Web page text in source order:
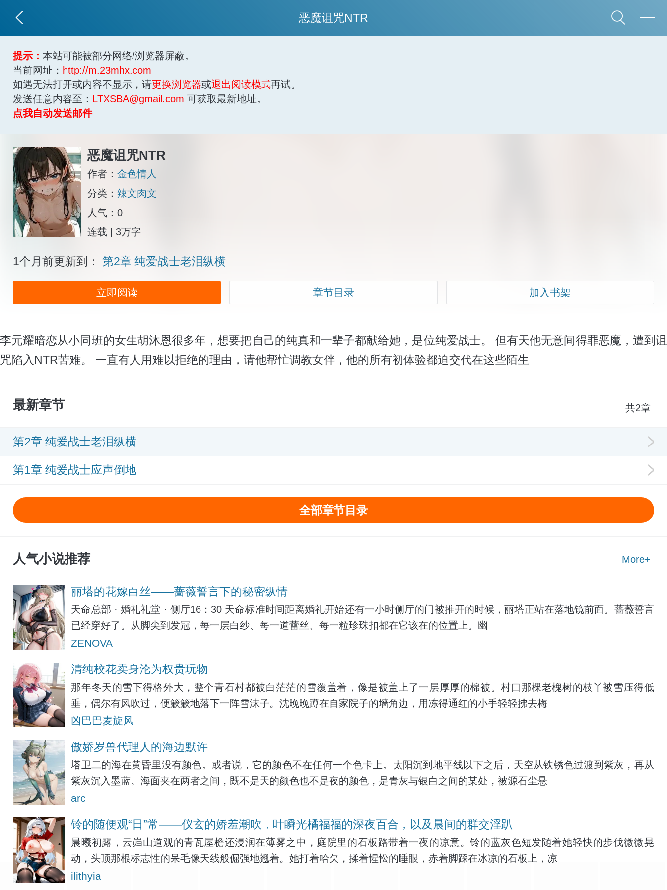
恶魔诅咒NTR
提示：本站可能被部分网络/浏览器屏蔽。
当前网址： http://m.23mhx.com
如遇无法打开或内容不显示，请更换浏览器或退出阅读模式再试。
发送任意内容至： LTXSBA@gmail.com 可获取最新地址。
点我自动发送邮件
恶魔诅咒NTR
作者： 金色情人
分类： 辣文肉文
人气：0
连载 | 3万字
1个月前更新到： 第2章 纯爱战士老泪纵横
立即阅读 章节目录 加入书架
李元耀暗恋从小同班的女生胡沐恩很多年，想要把自己的纯真和一辈子都献给她，是位纯爱战士。 但有天他无意间得罪恶魔，遭到诅
咒陷入NTR苦难。 一直有人用难以拒绝的理由，请他帮忙调教女伴，他的所有初体验都迫交代在这些陌生
最新章节 共2章
第2章 纯爱战士老泪纵横
第1章 纯爱战士应声倒地
全部章节目录
人气小说推荐 More+
丽塔的花嫁白丝——蔷薇誓言下的秘密纵情
天命总部 · 婚礼礼堂 · 侧厅16：30 天命标准时间距离婚礼开始还有一小时侧厅的门被推开的时候，丽塔正站在落地镜前面。蔷薇誓言
已经穿好了。从脚尖到发冠，每一层白纱、每一道蕾丝、每一粒珍珠扣都在它该在的位置上。幽
ZENOVA
清纯校花卖身沦为权贵玩物
那年冬天的雪下得格外大，整个青石村都被白茫茫的雪覆盖着，像是被盖上了一层厚厚的棉被。村口那棵老槐树的枝丫被雪压得低
垂，偶尔有风吹过，便簌簌地落下一阵雪沫子。沈晚晚蹲在自家院子的墙角边，用冻得通红的小手轻轻拂去梅
凶巴巴麦旋风
傲娇岁兽代理人的海边默许
塔卫二的海在黄昏里没有颜色。或者说，它的颜色不在任何一个色卡上。太阳沉到地平线以下之后，天空从铁锈色过渡到紫灰，再从
紫灰沉入墨蓝。海面夹在两者之间，既不是天的颜色也不是夜的颜色，是青灰与银白之间的某处，被源石尘悬
arc
铃的随便观“日”常——仪玄的娇羞潮吹，叶瞬光橘福福的深夜百合，以及晨间的群交淫趴
晨曦初露，云岿山道观的青瓦屋檐还浸润在薄雾之中，庭院里的石板路带着一夜的凉意。铃的蓝灰色短发随着她轻快的步伐微微晃
动，头顶那根标志性的呆毛像天线般倔强地翘着。她打着哈欠，揉着惺忪的睡眼，赤着脚踩在冰凉的石板上，凉
ilithyia